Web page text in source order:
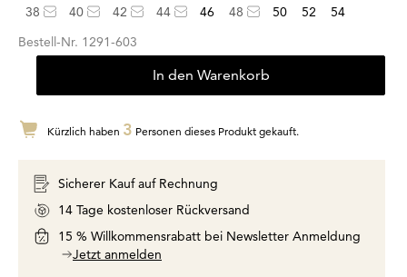
38 40 42 44 46 48 50 52
54
Bestell-Nr. 1291-603
In den Warenkorb
Kürzlich haben 3 Personen dieses Produkt gekauft.
Sicherer Kauf auf Rechnung
14 Tage kostenloser Rückversand
15 % Willkommensrabatt bei Newsletter Anmeldung
Jetzt anmelden